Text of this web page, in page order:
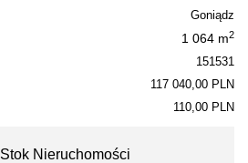
Goniądz
1 064 m2
151531
117 040,00 PLN
110,00 PLN
Stok Nieruchomości